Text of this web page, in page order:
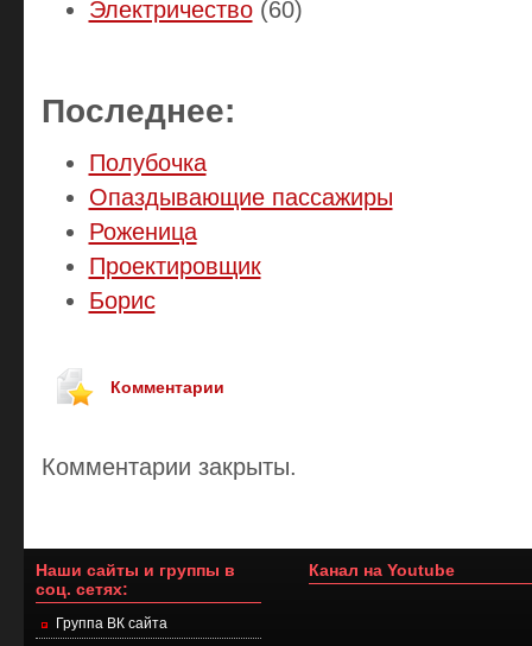
Электричество(60)
Последнее:
Полубочка
Опаздывающие пассажиры
Роженица
Проектировщик
Борис
Комментарии
Комментарии закрыты.
Наши сайты и группы в
соц. сетях:
Группа ВК сайта
Канал на Youtube